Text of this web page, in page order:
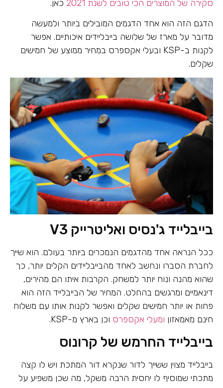
סקירה של המוצרים הכי טובים לשנת 2021
כאן.
הדגם הזה הוא אחד הדגמים המובילים ביותר ולמעשה
מדובר על מארז של שלושה בייבליידים איכותיים. אפשר
לקנות ב-KSP ובעלי אקספרס במחיר ממוצע של חמישים
שקלים.
בייבלייד ג'נסיס ואליטרייק V3
ככל הנראה אחד מהדגמים הנמכרים ביותר בעולם. הוא שייך
לחברת הסברו ונחשב לאחד מהבייבליידים הקלים יותר, כך
שהוא מהנה ונוח יותר למשחק. הקרבות איתו הם מהירים,
דינאמיים ומרגשים בהחלט. המחיר של הבייבלייד הזה הוא
פחות או יותר חמישים שקלים ואפשר לקנות אותו עם משלוח
חינם מאמאזון ומעלי אקספרס וכן בארץ מ-KSP.
בייבלייד החרמש של קרונוס
בייבלייד מצוין ששייך לדור שנקרא דור המתכת ויש לו קצה
מתכתי שמוסיף לו יחסית הרבה משקל, מה שכן משפיע על